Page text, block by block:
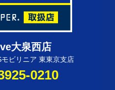
大泉西店
ビリニア 東東京支店
0210